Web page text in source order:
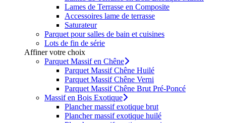
Lames de Terrasse en Composite
Accessoires lame de terrasse
Saturateur
Parquet pour salles de bain et cuisines
Lots de fin de série
Affiner votre choix
Parquet Massif en Chêne
Parquet Massif Chêne Huilé
Parquet Massif Chêne Verni
Parquet Massif Chêne Brut Pré-Poncé
Massif en Bois Exotique
Plancher massif exotique brut
Plancher massif exotique huilé